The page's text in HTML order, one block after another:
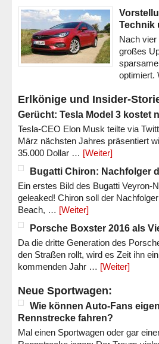
Technik
Nach vier
großes
optimiert.
Erlkönige und Insider-
Gerücht: Tesla Model 3 kostet
Tesla-CEO Elon Musk teilte via
März nächsten Jahres präsentiert
35.000 Dollar … [Weiter]
Bugatti Chiron: Nachfolger
Ein erstes Bild des Bugatti Veyron-
geleaked! Chiron soll der
Beach, … [Weiter]
Porsche Boxster 2016 als
Da die dritte Generation des
den Straßen rollt, wird es Zeit ihn
kommenden Jahr … [Weiter]
Neue Sportwagen:
Wie können Auto-Fans
Rennstrecke fahren?
Mal einen Sportwagen oder gar